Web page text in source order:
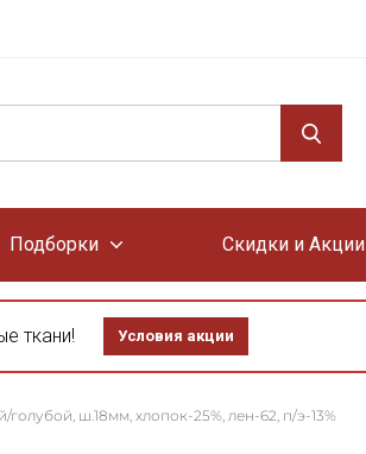
Подборки Скидки и Акции
ткани! Условия акции
ш.18мм, хлопок-25%, лен-62, п/э-13%